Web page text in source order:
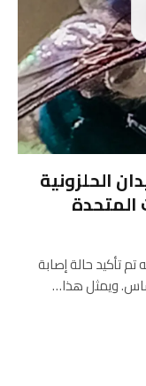
الحلزونية
المتحدة
تم تأكيد حالة إصابة
ويمثل هذا…